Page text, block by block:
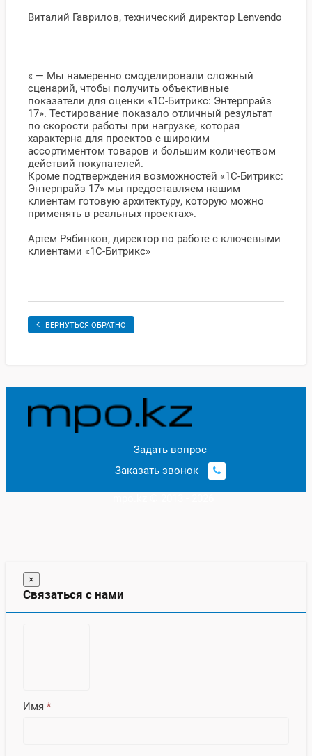
Виталий Гаврилов, технический директор Lenvendo
« — Мы намеренно смоделировали сложный
сценарий, чтобы получить объективные
показатели для оценки «1С-Битрикс: Энтерпрайз
17». Тестирование показало отличный результат
по скорости работы при нагрузке, которая
характерна для проектов с широким
ассортиментом товаров и большим количеством
действий покупателей.
Кроме подтверждения возможностей «1С-Битрикс:
Энтерпрайз 17» мы предоставляем нашим
клиентам готовую архитектуру, которую можно
применять в реальных проектах».
Артем Рябинков, директор по работе с ключевыми
клиентами «1C-Битрикс»
ВЕРНУТЬСЯ ОБРАТНО
Задать вопрос
Заказать звонок
×
Связаться с нами
Имя *